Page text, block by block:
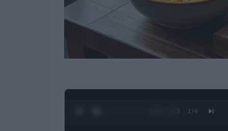
0:27 / 1:23 1 /4